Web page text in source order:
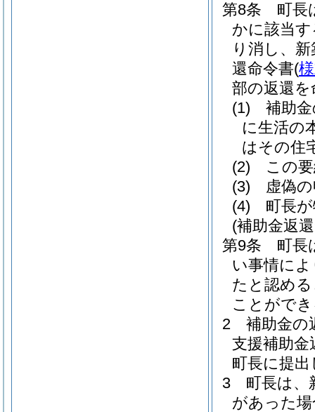
第8条
町長
かに該当
り消し、
還命令書(
部の返還
(1)
補助
に生活の
はその住
(2)
この
(3)
虚偽
(4)
町長
(補助金返
第9条
町長
い事情に
たと認め
ことがで
2
補助金の
支援補助金
町長に提
3
町長は、
があった